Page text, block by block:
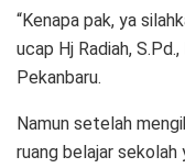
“Kenapa pak, ya
ucap Hj Radiah,
Pekanbaru.
Namun setelah
ruang belajar